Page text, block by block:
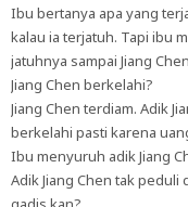
Ibu bertanya apa yang
kalau ia terjatuh. Tapi ibu
jatuhnya sampai Jiang
Jiang Chen berkelahi?
Jiang Chen terdiam. Adik
berkelahi pasti karena
Ibu menyuruh adik Jiang
Adik Jiang Chen tak